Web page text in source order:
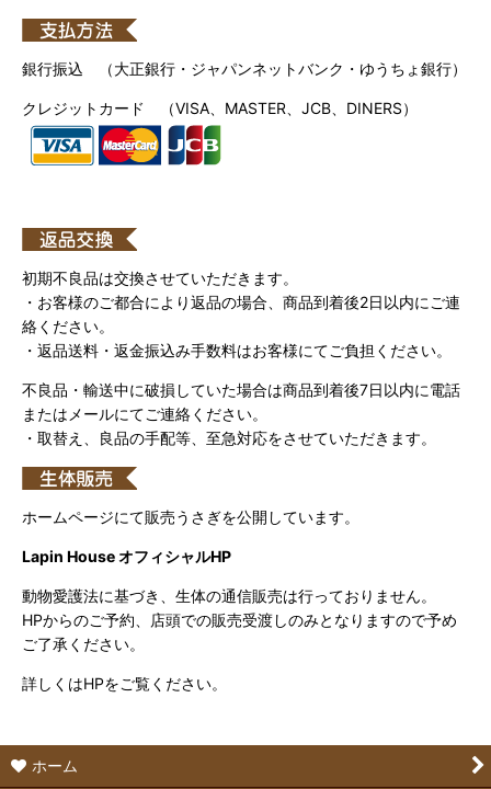
銀行振込 （大正銀行・ジャパンネットバンク・ゆうちょ銀行）
クレジットカード （VISA、MASTER、JCB、DINERS）
初期不良品は交換させていただきます。
・お客様のご都合により返品の場合、商品到着後2日以内にご連
絡ください。
・返品送料・返金振込み手数料はお客様にてご負担ください。
不良品・輸送中に破損していた場合は商品到着後7日以内に電話
またはメールにてご連絡ください。
・取替え、良品の手配等、至急対応をさせていただきます。
ホームページにて販売うさぎを公開しています。
Lapin House オフィシャルHP
動物愛護法に基づき、生体の通信販売は行っておりません。
HPからのご予約、店頭での販売受渡しのみとなりますので予め
ご了承ください。
詳しくはHPをご覧ください。
ホーム